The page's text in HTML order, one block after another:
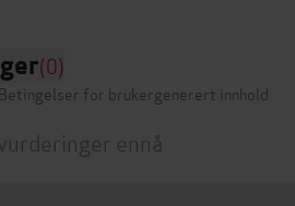
(0)
Betingelser for brukergenerert innhold
ennå